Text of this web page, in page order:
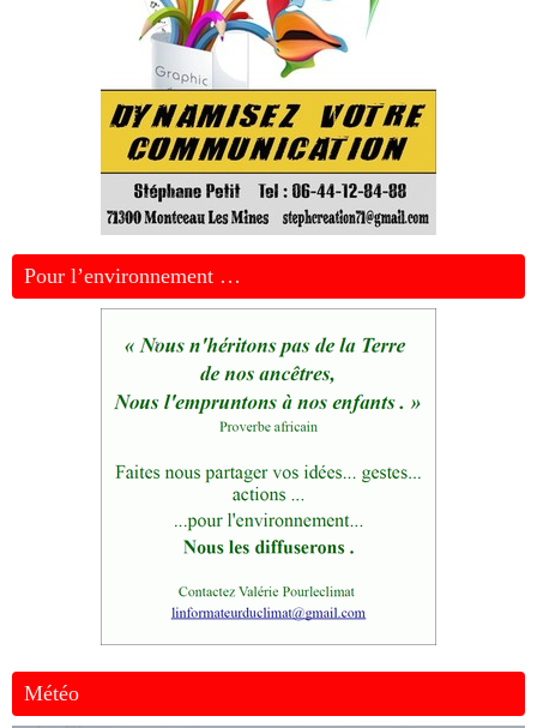
Pour l’environnement …
Météo